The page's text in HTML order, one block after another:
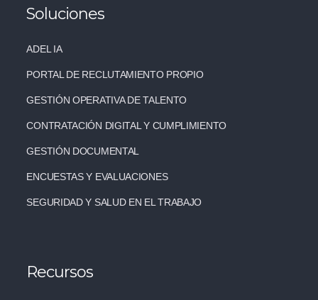
Soluciones
ADEL IA
PORTAL DE RECLUTAMIENTO PROPIO
GESTIÓN OPERATIVA DE TALENTO
CONTRATACIÓN DIGITAL Y CUMPLIMIENTO
GESTIÓN DOCUMENTAL
ENCUESTAS Y EVALUACIONES
SEGURIDAD Y SALUD EN EL TRABAJO
Recursos